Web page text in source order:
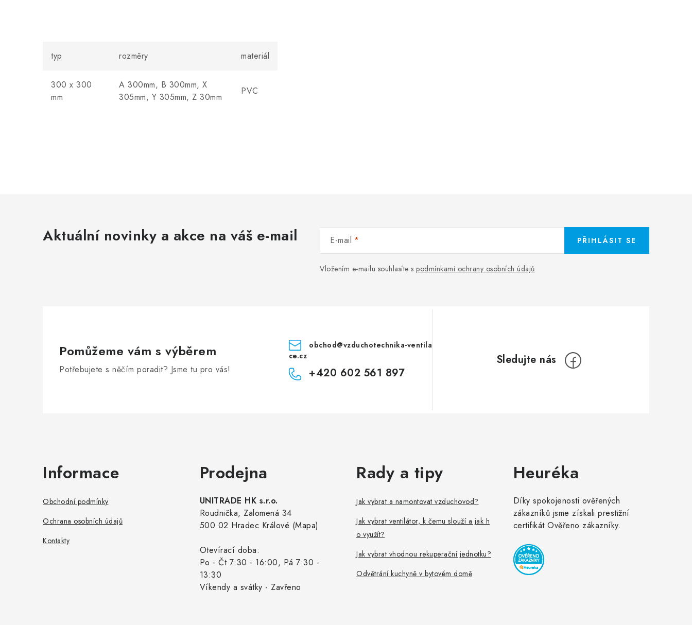
typ rozměry materiál
300 x 300
mm
A 300mm, B 300mm, X
305mm, Y 305mm, Z 30mm
PVC
Aktuální novinky a akce na váš e-mail E-mail
Vložením e-mailu souhlasíte s podmínkami ochrany osobních údajů
PŘIHLÁSIT SE
Pomůžeme vám s výběrem
Potřebujete s něčím poradit? Jsme tu pro vás!
obchod@vzduchotechnika-ventila
ce.cz
+420 602 561 897
Informace
Obchodní podmínky
Ochrana osobních údajů
Kontakty
Prodejna
UNITRADE HK s.r.o.
Roudnička, Zalomená 34
500 02 Hradec Králové (Mapa)
Otevírací doba:
Po - Čt 7:30 - 16:00, Pá 7:30 -
13:30
Víkendy a svátky - Zavřeno
Rady a tipy
Jak vybrat a namontovat vzduchovod?
Jak vybrat ventilátor, k čemu slouží a jak h
o využít?
Jak vybrat vhodnou rekuperační jednotku?
Odvětrání kuchyně v bytovém domě
Heuréka
Díky spokojenosti ověřených
zákazníků jsme získali prestižní
certifikát Ověřeno zákazníky.